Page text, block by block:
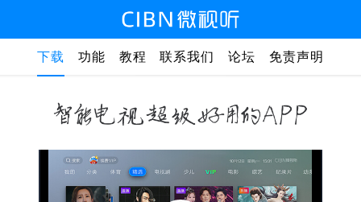
下载 功能 教程 联系我们 论坛 免责声明